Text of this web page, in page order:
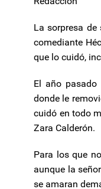
La sorpresa de
comediante
que lo cuidó,
El año pasado
donde le
cuidó en todo
Zara Calderón.
Para los que
aunque la
se amaran